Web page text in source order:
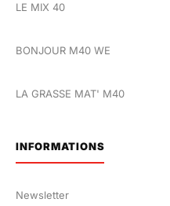
LE MIX 40
BONJOUR M40 WE
LA GRASSE MAT' M40
INFORMATIONS
Newsletter